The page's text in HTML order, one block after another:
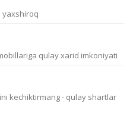
yaxshiroq
qulay xarid imkoniyati
kechiktirmang - qulay shartlar